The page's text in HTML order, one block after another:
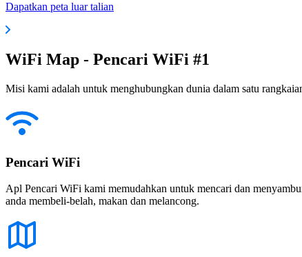
Dapatkan peta luar talian
WiFi Map - Pencari WiFi #1
Misi kami adalah untuk menghubungkan dunia dalam satu
Pencari WiFi
Apl Pencari WiFi kami memudahkan untuk mencari dan
anda membeli-belah, makan dan melancong.